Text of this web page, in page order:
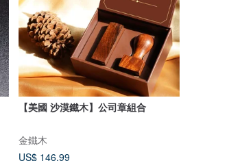
【美國 沙漠鐵木】公司章組合
金鐵木
US$ 146.99